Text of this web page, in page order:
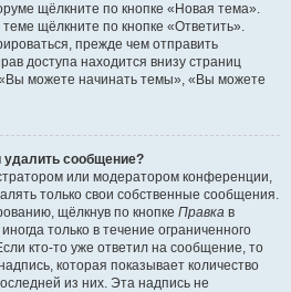
щёлкните по кнопке «Новая тема».
щёлкните по кнопке «Ответить».
прежде чем отправить
доступа находится внизу страниц
можете начинать темы», «Вы можете
удалить сообщение?
или модератором конференции,
только свои собственные сообщения.
щёлкнув по кнопке Правка в
только в течение ограниченного
кто-то уже ответил на сообщение, то
которая показывает количество
из них. Эта надпись не